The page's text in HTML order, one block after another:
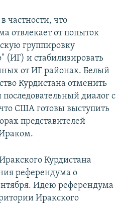
частности, что
отвлекает от попыток
группировку
(ИГ) и стабилизировать
от ИГ районах. Белый
Курдистана отменить
диалог с
США готовы выступить
представителей
Курдистана
референдума о
Идею референдума
Иракского